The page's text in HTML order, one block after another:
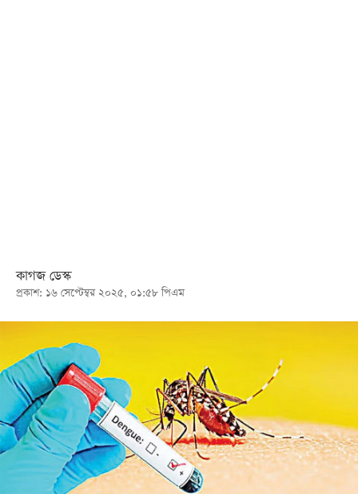
ভিডিও
আর্কাইভ
আজকের
পত্রিকা
ই-
পেপার
কাগজ ডেস্ক
প্রকাশ: ১৬ সেপ্টেম্বর ২০২৫, ০১:৫৮ পিএম